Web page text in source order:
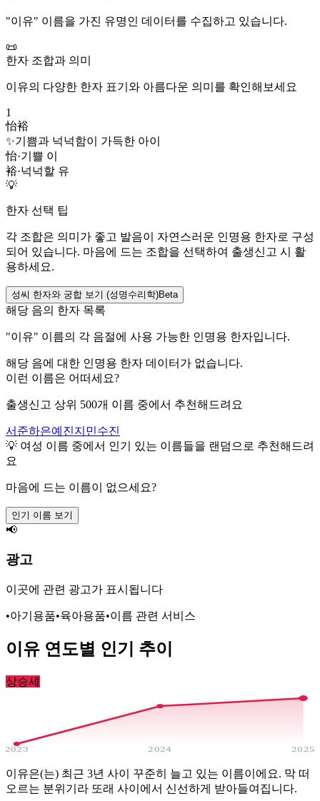
"이유" 이름을 가진 유명인 데이터를 수집하고 있습니다.
📜
한자 조합과 의미
이유의 다양한 한자 표기와 아름다운 의미를 확인해보세요
1
怡裕
✨기쁨과 넉넉함이 가득한 아이
怡·기쁠 이
裕·넉넉할 유
💡
한자 선택 팁
각 조합은 의미가 좋고 발음이 자연스러운 인명용 한자로 구성
되어 있습니다. 마음에 드는 조합을 선택하여 출생신고 시 활
용하세요.
성씨 한자와 궁합 보기 (성명수리학)Beta
해당 음의 한자 목록
"이유" 이름의 각 음절에 사용 가능한 인명용 한자입니다.
해당 음에 대한 인명용 한자 데이터가 없습니다.
이런 이름은 어떠세요?
출생신고 상위 500개 이름 중에서 추천해드려요
서준하은예진지민수진
💡 여성 이름 중에서 인기 있는 이름들을 랜덤으로 추천해드려
요
마음에 드는 이름이 없으세요?
인기 이름 보기
📢
광고
이곳에 관련 광고가 표시됩니다
•아기용품•육아용품•이름 관련 서비스
이유 연도별 인기 추이
상승세
2023 2024 2025
이유은(는) 최근 3년 사이 꾸준히 늘고 있는 이름이에요. 막 떠
오르는 분위기라 또래 사이에서 신선하게 받아들여집니다.